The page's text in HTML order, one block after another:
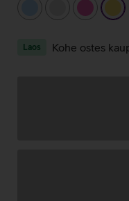
helesininehõbedane
roosa
Laos Kohe ostes